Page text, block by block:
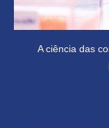
A ciência das